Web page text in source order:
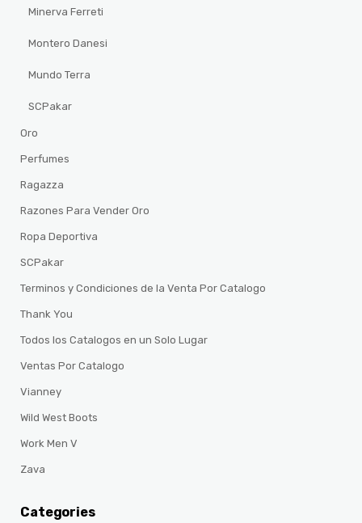
Minerva Ferreti
Montero Danesi
Mundo Terra
SCPakar
Oro
Perfumes
Ragazza
Razones Para Vender Oro
Ropa Deportiva
SCPakar
Terminos y Condiciones de la Venta Por Catalogo
Thank You
Todos los Catalogos en un Solo Lugar
Ventas Por Catalogo
Vianney
Wild West Boots
Work Men V
Zava
Categories